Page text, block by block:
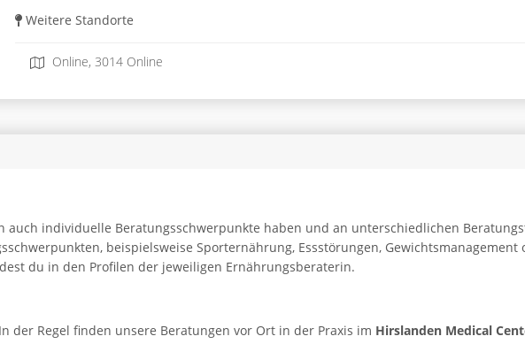
Weitere Standorte
Online, 3014 Online
auch individuelle Beratungsschwerpunkte haben und an unterschiedlichen
beispielsweise Sporternährung, Essstörungen, Gewichtsmanagement
du in den Profilen der jeweiligen Ernährungsberaterin.
der Regel finden unsere Beratungen vor Ort in der Praxis im Hirslanden Medical